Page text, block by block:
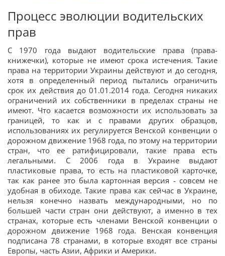
Процесс эволюции водительских
прав
С 1970 года выдают водительские права (права-
книжечки), которые не имеют срока истечения. Такие
права на территории Украины действуют и до сегодня,
хотя в определенный период пытались ограничить
срок их действия до 01.01.2014 года. Сегодня никаких
ограничений их собственники в пределах страны не
имеют. Что касается возможности их использовать за
границей, то как и с правами других образцов,
использованиях их регулируется Венской конвенции о
дорожном движение 1968 года, по этому на территории
стран, что ее ратифицировали, такие права есть
легальными. С 2006 года в Украине выдают
пластиковые права, то есть на пластиковой карточке,
так как ранее это была картонная версия - совсем не
удобная в обиходе. Такие права как сейчас в Украине,
нельзя конечно назвать международными, но по
большей части стран они действуют, а именно в тех
странах, которые есть членами Венской конвенции о
дорожном движение 1968 года. Венская конвенция
подписана 78 странами, в которые входят все страны
Европы, часть Азии, Африки и Америки.